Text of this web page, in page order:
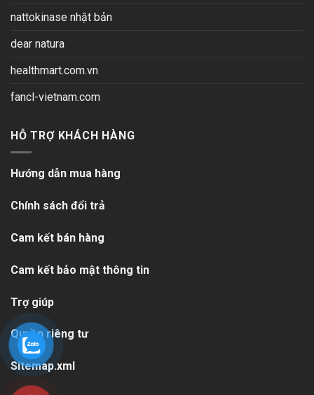
nattokinase nhật bản
dear natura
healthmart.com.vn
fancl-vietnam.com
HỖ TRỢ KHÁCH HÀNG
Hướng dẫn mua hàng
Chính sách đổi trả
Cam kết bán hàng
Cam kết bảo mật thông tin
Trợ giúp
Quyền riêng tư
Sitemap.xml